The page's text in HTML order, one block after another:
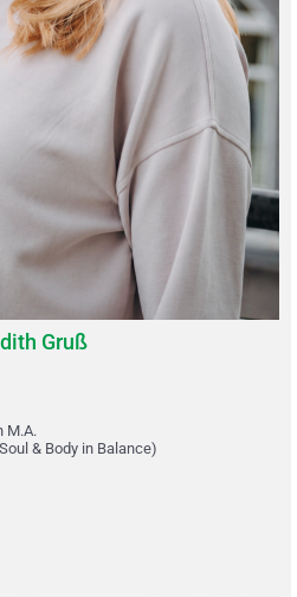
Gruß
M.A.
& Body in Balance)